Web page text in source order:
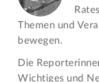
Themen und
bewegen.
Die
Wichtiges und